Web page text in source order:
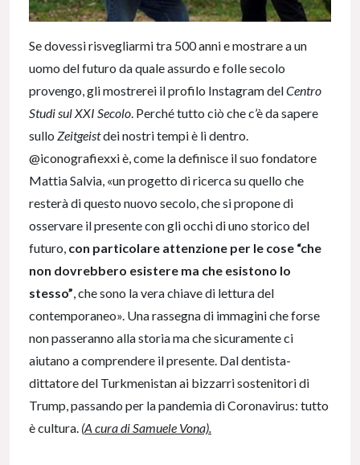
Se dovessi risvegliarmi tra 500 anni e mostrare a un
uomo del futuro da quale assurdo e folle secolo
provengo, gli mostrerei il profilo Instagram delCentro
Studi sul XXI Secolo. Perché tutto ciò che c’è da sapere
sullo Zeitgeistdei nostri tempi è lì dentro.
@iconografiexxi è, come la definisce il suo fondatore
Mattia Salvia, «un progetto di ricerca su quello che
resterà di questo nuovo secolo, che si propone di
osservare il presente con gli occhi di uno storico del
futuro, con particolare attenzione per le cose “che
non dovrebbero esistere ma che esistono lo
stesso”, che sono la vera chiave di lettura del
contemporaneo». Una rassegna di immagini che forse
non passeranno alla storia ma che sicuramente ci
aiutano a comprendere il presente. Dal dentista-
dittatore del Turkmenistan ai bizzarri sostenitori di
Trump, passando per la pandemia di Coronavirus: tutto
è cultura. (A cura di Samuele Vona).